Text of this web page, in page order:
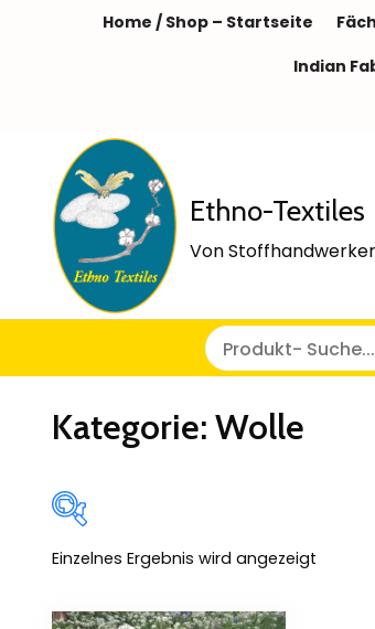
Home / Shop – Startseite
Indian
Ethno-Textiles
Von
Kategorie: Wolle
Zum Verkauf(0)
Einzelnes Ergebnis wird angezeigt